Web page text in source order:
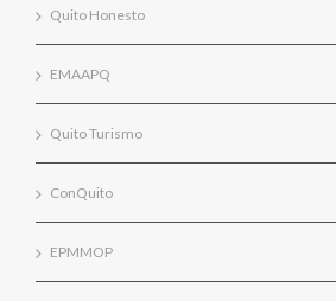
Quito Honesto
EMAAPQ
Quito Turismo
ConQuito
EPMMOP